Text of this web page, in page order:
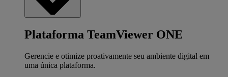
Plataforma TeamViewer ONE
Gerencie e otimize proativamente seu ambiente digital em
uma única plataforma.